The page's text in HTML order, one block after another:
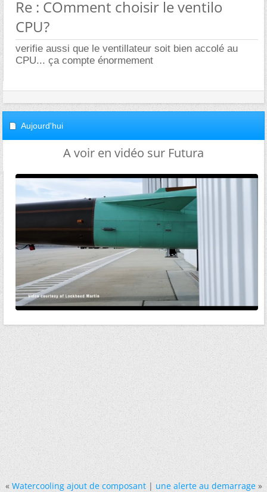
Re : COmment choisir le ventilo
CPU?
verifie aussi que le ventillateur soit bien accolé au
CPU... ça compte énormement
Aujourd'hui
A voir en vidéo sur Futura
« Watercooling ajout de composant|une alerte au demarrage »